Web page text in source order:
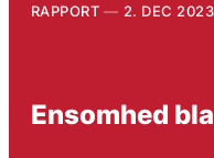
RAPPORT 2. DEC 2023
Ensomhed